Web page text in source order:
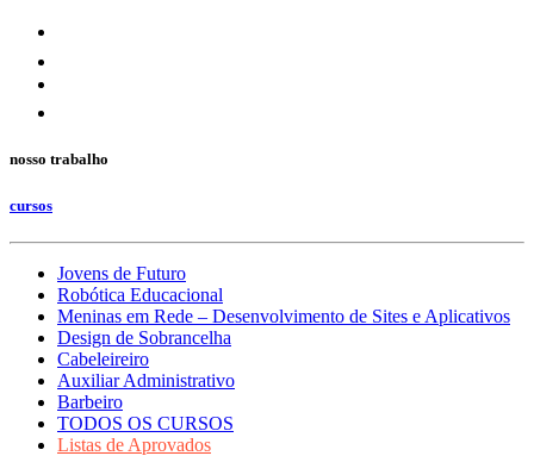
nosso trabalho
cursos
Jovens de Futuro
Robótica Educacional
Meninas em Rede – Desenvolvimento de Sites e Aplicativos
Design de Sobrancelha
Cabeleireiro
Auxiliar Administrativo
Barbeiro
TODOS OS CURSOS
Listas de Aprovados